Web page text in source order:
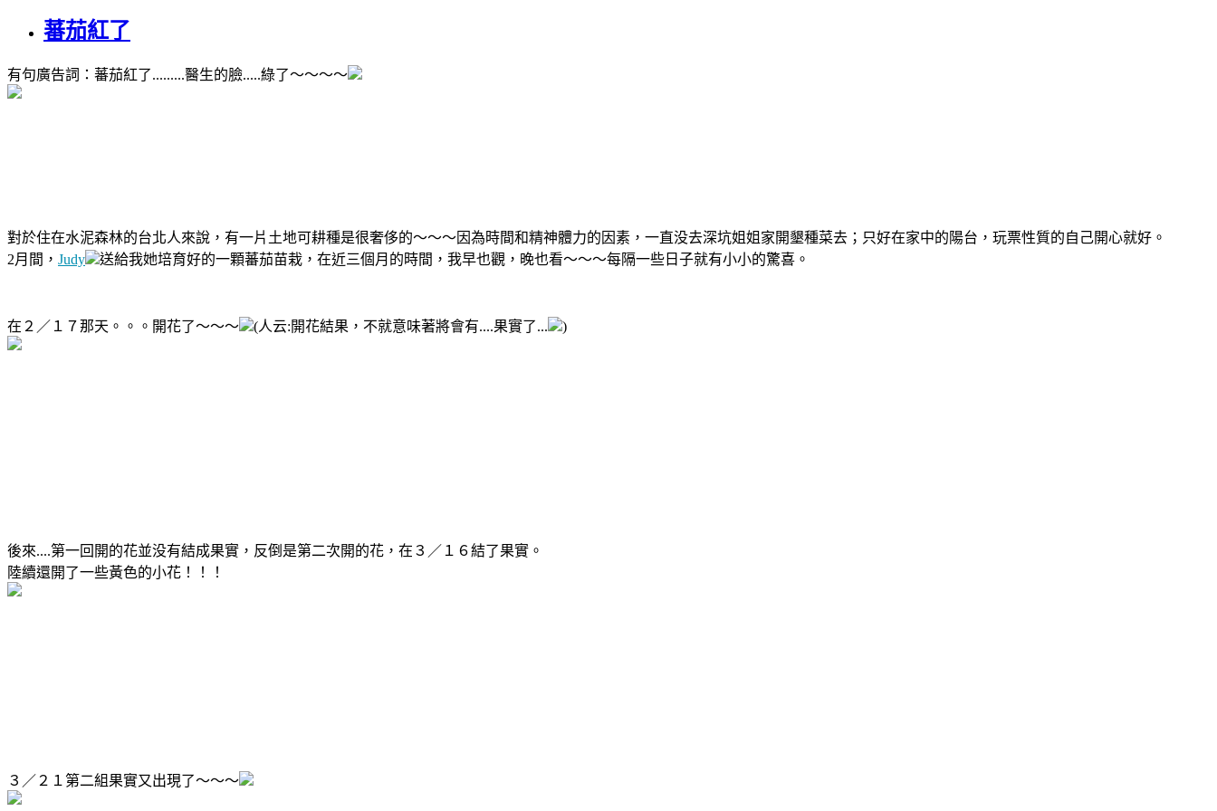
蕃茄紅了
有句廣告詞：蕃茄紅了.........醫生的臉.....綠了～～～～
對於住在水泥森林的台北人來說，有一片土地可耕種是很奢侈的～～～因為時間和精神體力的因素，一直没去深坑姐姐家開墾種菜去；只好在家中的陽台，玩票性質的自己開心就好。
2月間， Judy 送給我她培育好的一顆蕃茄苗栽，在近三個月的時間，我早也觀，晚也看～～～每隔一些日子就有小小的驚喜。
在２／１７那天。。。開花了～～～ (人云:開花結果，不就意味著將會有....果實了... )
後來....第一回開的花並没有結成果實，反倒是第二次開的花，在３／１６結了果實。
陸續還開了一些黃色的小花！！！
３／２１第二組果實又出現了～～～